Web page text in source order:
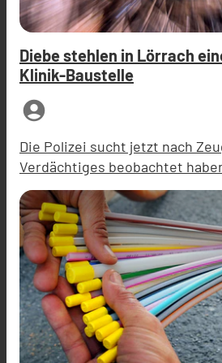
Diebe stehlen in Lörrach
Klinik-Baustelle
account_circle
Die Polizei sucht jetzt nach
Verdächtiges beobachtet